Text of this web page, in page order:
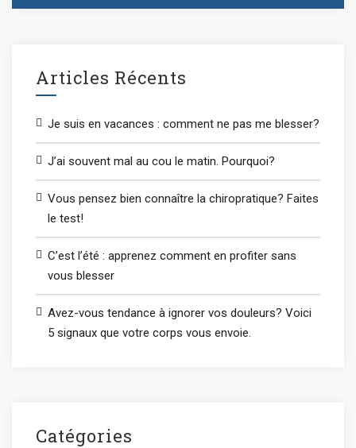
Articles Récents
Je suis en vacances : comment ne pas me blesser?
J’ai souvent mal au cou le matin. Pourquoi?
Vous pensez bien connaître la chiropratique? Faites
le test!
C’est l’été : apprenez comment en profiter sans
vous blesser
Avez-vous tendance à ignorer vos douleurs? Voici
5 signaux que votre corps vous envoie.
Catégories